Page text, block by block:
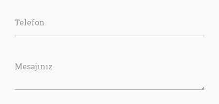
Telefon
Mesajınız